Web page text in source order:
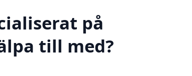
på
till med?